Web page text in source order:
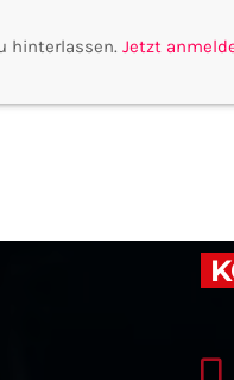
hinterlassen. Jetzt